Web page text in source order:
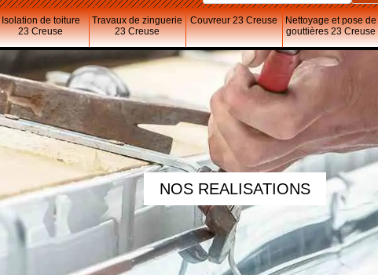
Isolation de toiture
23 Creuse
Travaux de zinguerie
23 Creuse
Couvreur 23 Creuse
Nettoyage et pose de
gouttières 23 Creuse
NOS REALISATIONS